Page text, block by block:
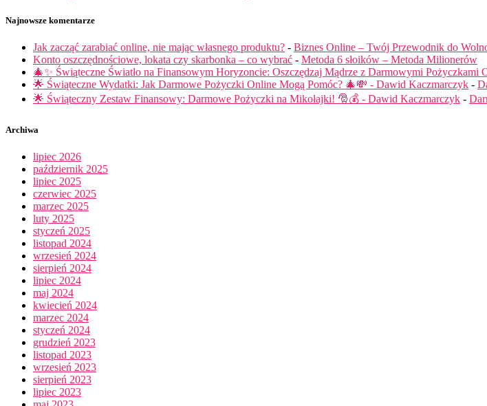
Najnowsze komentarze
Jak zacząć zarabiać online, nie mając własnego produktu? - Biznes Online – Twój Przewodnik do
Konto oszczędnościowe, lokata czy skarbonka – co wybrać - Metoda 6 słoików – Metoda Milionerów
🎄✨ Świąteczne Światło na Finansowym Horyzoncie: Oszczędzaj Mądrze z Darmowymi
🌟 Świąteczne Wydatki: Jak Darmowe Pożyczki Online Mogą Pomóc? 🎄💸 - Dawid Kaczmarczyk -
🌟 Świąteczny Zestaw Finansowy: Darmowe Pożyczki na Mikołajki! 🎅💰 - Dawid Kaczmarczyk -
Archiwa
lipiec 2026
październik 2025
lipiec 2025
czerwiec 2025
marzec 2025
luty 2025
styczeń 2025
listopad 2024
wrzesień 2024
sierpień 2024
lipiec 2024
maj 2024
kwiecień 2024
marzec 2024
styczeń 2024
grudzień 2023
listopad 2023
wrzesień 2023
sierpień 2023
lipiec 2023